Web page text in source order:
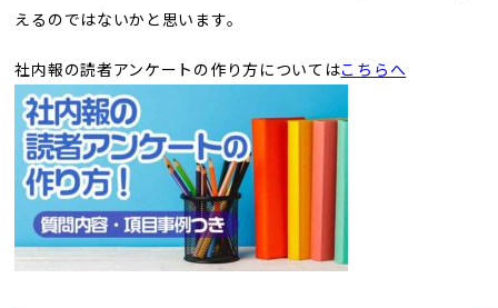
えるのではないかと思います。
社内報の読者アンケートの作り方についてはこちらへ